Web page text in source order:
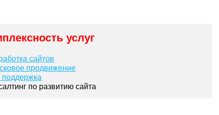
услуг
сайтов
продвижение
поддержка
по развитию сайта